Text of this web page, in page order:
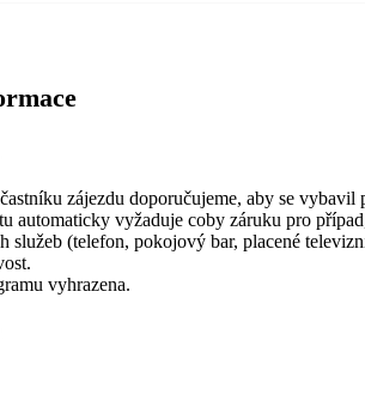
zájezdu doporučujeme, aby se
automaticky vyžaduje coby záruku pro
služeb (telefon, pokojový bar, placené
vyhrazena.